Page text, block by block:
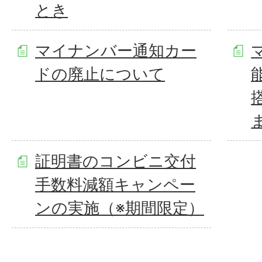
とき
マイナンバー通知カー
ドの廃止について
証明書のコンビニ交付
手数料減額キャンペー
ンの実施（※期間限定）